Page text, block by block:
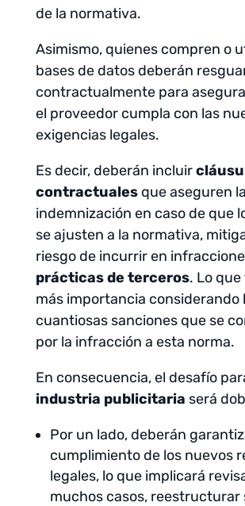
de la normativa.
Asimismo, quienes compren o
bases de datos deberán
contractualmente para
el proveedor cumpla con las
exigencias legales.
Es decir, deberán incluir
contractualesque aseguren la
indemnización en caso de que
se ajusten a la normativa,
riesgo de incurrir en
prácticas de terceros. Lo
más importancia considerando
cuantiosas sanciones que se
por la infracción a esta norma.
En consecuencia, el desafío
industria publicitaria será
Por un lado, deberán
cumplimiento de los nuevos
legales, lo que implicará
muchos casos, reestructurar